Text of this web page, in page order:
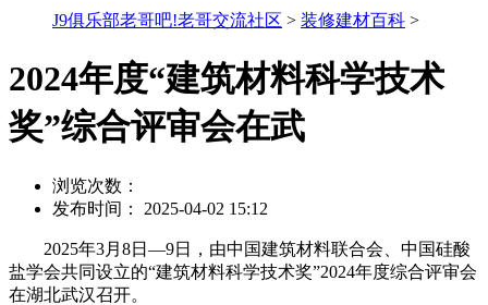
J9俱乐部老哥吧!老哥交流社区 > 装修建材百科 >
2024年度“建筑材料科学技术
奖”综合评审会在武
浏览次数：
发布时间： 2025-04-02 15:12
2025年3月8日—9日，由中国建筑材料联合会、中国硅酸
盐学会共同设立的“建筑材料科学技术奖”2024年度综合评审会
在湖北武汉召开。